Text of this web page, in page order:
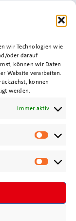
wir Technologien wie
oder darauf
können wir Daten
Website verarbeiten.
können
werden.
Immer aktiv